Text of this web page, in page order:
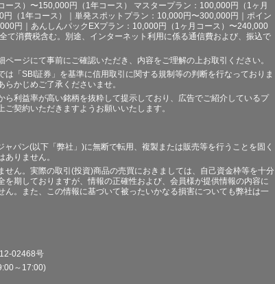
ス）〜150,000円（1年コース） マスタープラン：100,000円（1ヶ月
（1年コース）｜単発スポットプラン：10,000円〜300,000円｜ポイン
円｜あんしんパックEXプラン：10,000円（1ヶ月コース）〜240,000
消費税含む。別途、インターネット利用に係る通信費および、振込で
ージにて事前にご確認いただき、内容をご理解の上お取引ください。
「SBI証券」を基準に信用取引に関する規制等の判断を行なっておりま
かじめご了承くださいませ。
利益率が高い銘柄を抜粋して提示しており、広告でご紹介しているプ
契約いただきますようお願いいたします。
パン(以下「弊社」)に無断で転用、複製または販売等を行うことを固く
りません。
ん。実際の取引(投資)商品の売買におきましては、自己資金枠等を十分
期しておりますが、情報の正確性および、会員様が提供情報の内容に
。また、この情報に基づいて被ったいかなる損害についても弊社は一
02468号
～17:00)